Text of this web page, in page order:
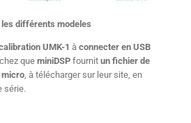
les différents modeles
UMK-1 à connecter en USB
queminiDSP fournit un fichier de
, à télécharger sur leur site, en
série.